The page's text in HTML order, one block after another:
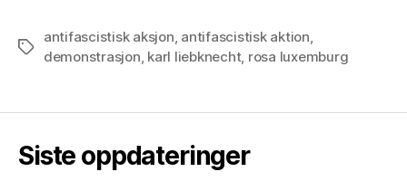
Tags
antifascistisk aksjon, antifascistisk aktion,
demonstrasjon, karl liebknecht, rosa luxemburg
Siste oppdateringer